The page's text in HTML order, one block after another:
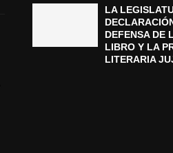
LA
DEFENSA DE
LIBRO Y LA
LITERARIA